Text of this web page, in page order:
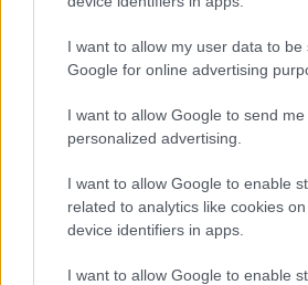
I want to allow my user data to be
Google for online advertising
I want to allow Google to send me
personalized advertising.
I want to allow Google to enable
related to analytics like cookies
device identifiers in apps.
I want to allow Google to enable
Κεντρικό... | 07.08.2026 19:53
Κεντρικό δελτίο